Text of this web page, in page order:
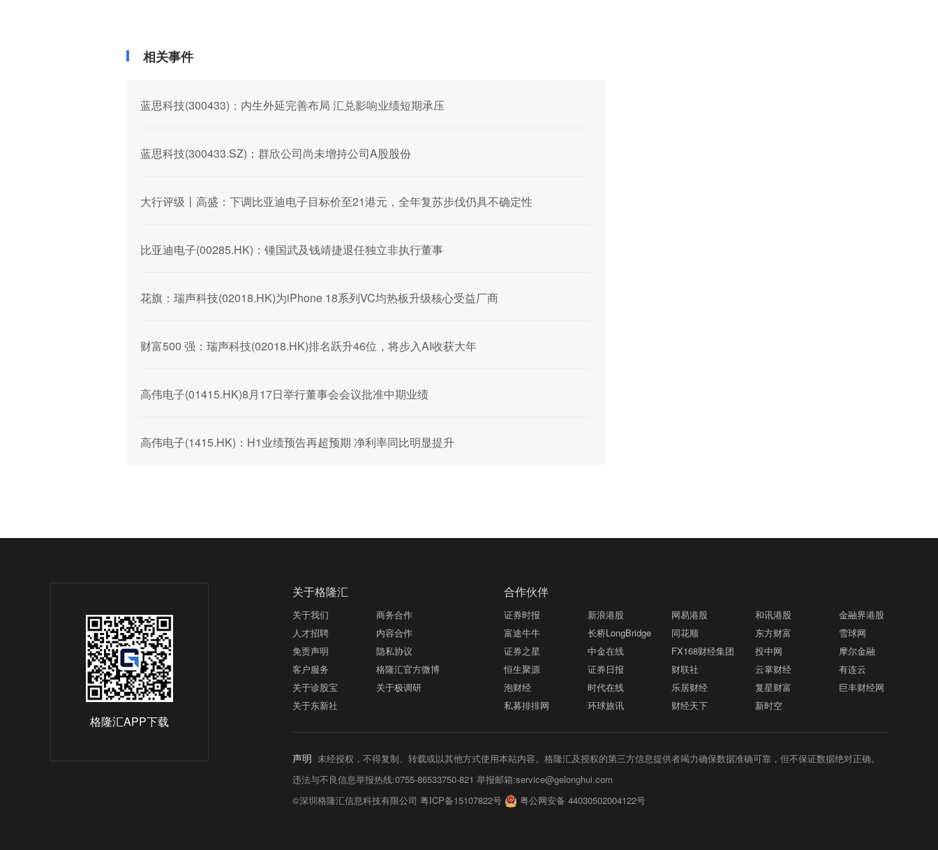
相关事件
蓝思科技(300433)：内生外延完善布局 汇兑影响业绩短期承压
蓝思科技(300433.SZ)：群欣公司尚未增持公司A股股份
大行评级丨高盛：下调比亚迪电子目标价至21港元，全年复苏步伐仍具不确定性
比亚迪电子(00285.HK)：锺国武及钱靖捷退任独立非执行董事
花旗：瑞声科技(02018.HK)为iPhone 18系列VC均热板升级核心受益厂商
财富500 强：瑞声科技(02018.HK)排名跃升46位，将步入AI收获大年
高伟电子(01415.HK)8月17日举行董事会会议批准中期业绩
高伟电子(1415.HK)：H1业绩预告再超预期 净利率同比明显提升
格隆汇APP下载
关于格隆汇
关于我们
商务合作
人才招聘
内容合作
免责声明
隐私协议
客户服务
格隆汇官方微博
关于诊股宝
关于极调研
关于东新社
合作伙伴
证券时报 新浪港股 网易港股 和讯港股
金融界港股
富途牛牛
长桥LongBridge 同花顺 东方财富
雪球网
证券之星
中金在线 FX168财经集团 投中网
摩尔金融
恒生聚源
证券日报 财联社 云掌财经
有连云
泡财经
时代在线 乐居财经 复星财富
巨丰财经网
私募排排网
环球旅讯 财经天下 新时空
声明 未经授权，不得复制、转载或以其他方式使用本站内容。格隆汇及授权的第三方信息提供者竭力确保数据准确可靠，但不保证数据绝对正确。
违法与不良信息举报热线:0755-86533750-821 举报邮箱:service@gelonghui.com
©深圳格隆汇信息科技有限公司 粤ICP备15107822号
粤公网安备 44030502004122号